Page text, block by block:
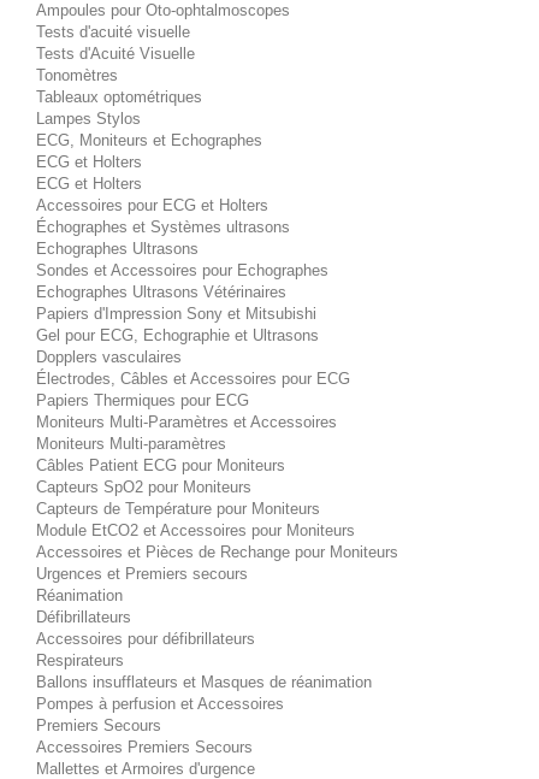
Ampoules pour Oto-ophtalmoscopes
Tests d'acuité visuelle
Tests d'Acuité Visuelle
Tonomètres
Tableaux optométriques
Lampes Stylos
ECG, Moniteurs et Echographes
ECG et Holters
ECG et Holters
Accessoires pour ECG et Holters
Échographes et Systèmes ultrasons
Echographes Ultrasons
Sondes et Accessoires pour Echographes
Echographes Ultrasons Vétérinaires
Papiers d'Impression Sony et Mitsubishi
Gel pour ECG, Echographie et Ultrasons
Dopplers vasculaires
Électrodes, Câbles et Accessoires pour ECG
Papiers Thermiques pour ECG
Moniteurs Multi-Paramètres et Accessoires
Moniteurs Multi-paramètres
Câbles Patient ECG pour Moniteurs
Capteurs SpO2 pour Moniteurs
Capteurs de Température pour Moniteurs
Module EtCO2 et Accessoires pour Moniteurs
Accessoires et Pièces de Rechange pour Moniteurs
Urgences et Premiers secours
Réanimation
Défibrillateurs
Accessoires pour défibrillateurs
Respirateurs
Ballons insufflateurs et Masques de réanimation
Pompes à perfusion et Accessoires
Premiers Secours
Accessoires Premiers Secours
Mallettes et Armoires d'urgence